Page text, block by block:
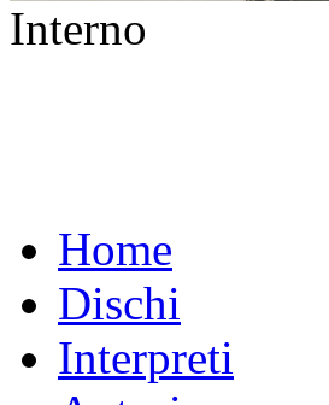
Interno
Home
Dischi
Interpreti